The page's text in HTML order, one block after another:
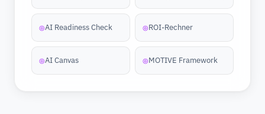
◎AI Readiness Check ◎ROI-Rechner
◎AI Canvas ◎MOTIVE Framework